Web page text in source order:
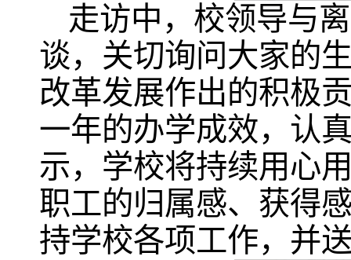
走访中，校领导与
谈，关切询问大家的
改革发展作出的积极
一年的办学成效，认
示，学校将持续用心
职工的归属感、获得
持学校各项工作，并